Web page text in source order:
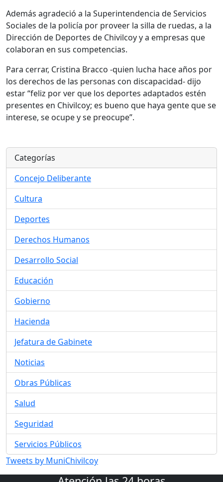
Además agradeció a la Superintendencia de Servicios
Sociales de la policía por proveer la silla de ruedas, a la
Dirección de Deportes de Chivilcoy y a empresas que
colaboran en sus competencias.
Para cerrar, Cristina Bracco -quien lucha hace años por
los derechos de las personas con discapacidad- dijo
estar “feliz por ver que los deportes adaptados estén
presentes en Chivilcoy; es bueno que haya gente que se
interese, se ocupe y se preocupe”.
Categorías
Concejo Deliberante
Cultura
Deportes
Derechos Humanos
Desarrollo Social
Educación
Gobierno
Hacienda
Jefatura de Gabinete
Noticias
Obras Públicas
Salud
Seguridad
Servicios Públicos
Tweets by MuniChivilcoy